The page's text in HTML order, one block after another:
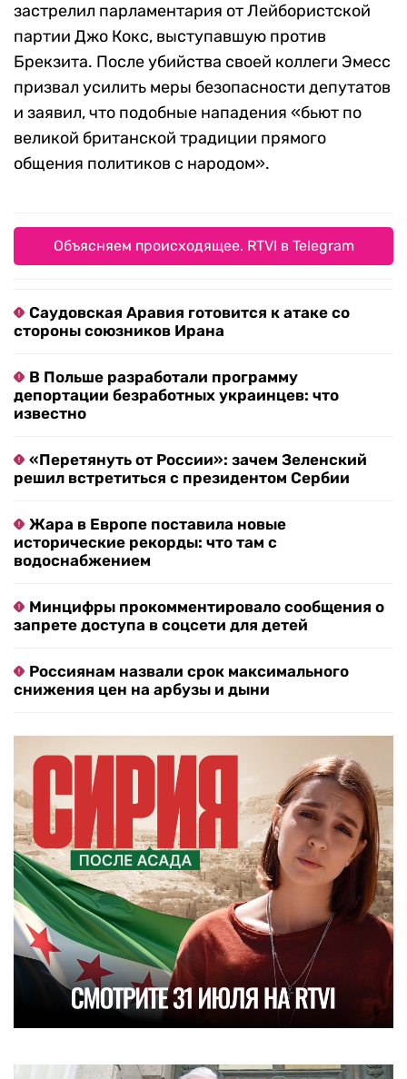
застрелил парламентария от Лейбористской
партии Джо Кокс, выступавшую против
Брекзита. После убийства своей коллеги Эмесс
призвал усилить меры безопасности депутатов
и заявил, что подобные нападения «бьют по
великой британской традиции прямого
общения политиков с народом».
Объясняем происходящее. RTVI в Telegram
Саудовская Аравия готовится к атаке со
стороны союзников Ирана
В Польше разработали программу
депортации безработных украинцев: что
известно
«Перетянуть от России»: зачем Зеленский
решил встретиться с президентом Сербии
Жара в Европе поставила новые
исторические рекорды: что там с
водоснабжением
Минцифры прокомментировало сообщения о
запрете доступа в соцсети для детей
Россиянам назвали срок максимального
снижения цен на арбузы и дыни